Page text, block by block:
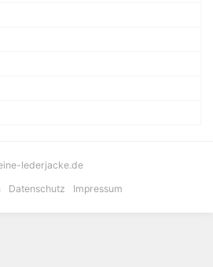
lederjacke.de
Datenschutz Impressum